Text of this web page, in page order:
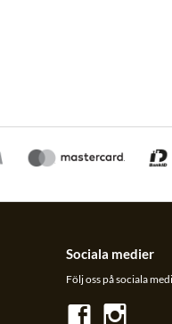
Sociala medier
Följ oss på sociala